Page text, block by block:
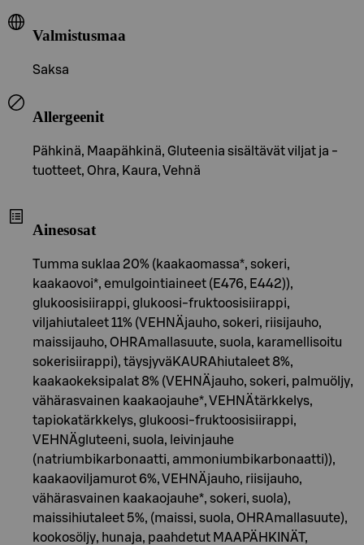
Valmistusmaa
Saksa
Allergeenit
Pähkinä, Maapähkinä, Gluteenia sisältävät viljat ja -
tuotteet, Ohra, Kaura, Vehnä
Ainesosat
Tumma suklaa 20% (kaakaomassa*, sokeri,
kaakaovoi*, emulgointiaineet (E476, E442)),
glukoosisiirappi, glukoosi-fruktoosisiirappi,
viljahiutaleet 11% (VEHNÄjauho, sokeri, riisijauho,
maissijauho, OHRAmallasuute, suola, karamellisoitu
sokerisiirappi), täysjyväKAURAhiutaleet 8%,
kaakaokeksipalat 8% (VEHNÄjauho, sokeri, palmuöljy,
vähärasvainen kaakaojauhe*, VEHNÄtärkkelys,
tapiokatärkkelys, glukoosi-fruktoosisiirappi,
VEHNÄgluteeni, suola, leivinjauhe
(natriumbikarbonaatti, ammoniumbikarbonaatti)),
kaakaoviljamurot 6%, VEHNÄjauho, riisijauho,
vähärasvainen kaakaojauhe*, sokeri, suola),
maissihiutaleet 5%, (maissi, suola, OHRAmallasuute),
kookosöljy, hunaja, paahdetut MAAPÄHKINÄT,